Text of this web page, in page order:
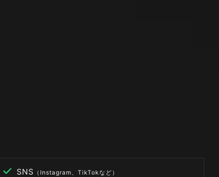
SNS （Instagram、TikTokなど）